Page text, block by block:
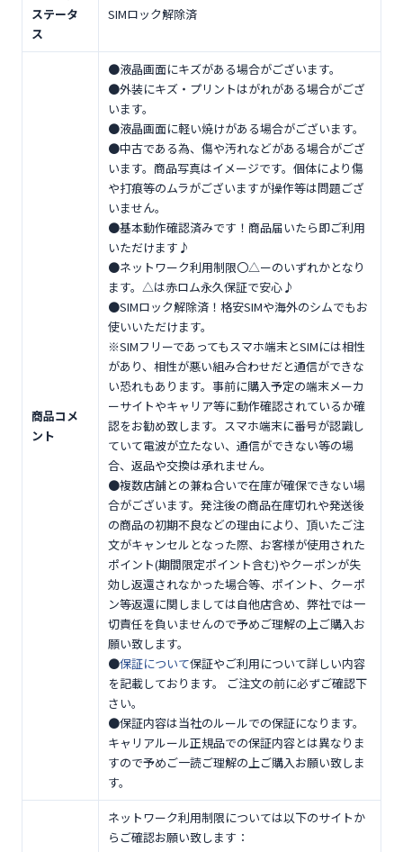
ステータ
ス
SIMロック解除済
商品コメ
ント
●液晶画面にキズがある場合がございます。
●外装にキズ・プリントはがれがある場合がござ
います。
●液晶画面に軽い焼けがある場合がございます。
●中古である為、傷や汚れなどがある場合がござ
います。商品写真はイメージです。個体により傷
や打痕等のムラがございますが操作等は問題ござ
いません。
●基本動作確認済みです！商品届いたら即ご利用
いただけます♪
●ネットワーク利用制限〇△ーのいずれかとなり
ます。△は赤ロム永久保証で安心♪
●SIMロック解除済！格安SIMや海外のシムでもお
使いいただけます。
※SIMフリーであってもスマホ端末とSIMには相性
があり、相性が悪い組み合わせだと通信ができな
い恐れもあります。事前に購入予定の端末メーカ
ーサイトやキャリア等に動作確認されているか確
認をお勧め致します。スマホ端末に番号が認識し
ていて電波が立たない、通信ができない等の場
合、返品や交換は承れません。
●複数店舗との兼ね合いで在庫が確保できない場
合がございます。発注後の商品在庫切れや発送後
の商品の初期不良などの理由により、頂いたご注
文がキャンセルとなった際、お客様が使用された
ポイント(期間限定ポイント含む)やクーポンが失
効し返還されなかった場合等、ポイント、クーポ
ン等返還に関しましては自他店含め、弊社では一
切責任を負いませんので予めご理解の上ご購入お
願い致します。
●保証について保証やご利用について詳しい内容
を記載しております。 ご注文の前に必ずご確認下
さい。
●保証内容は当社のルールでの保証になります。
キャリアルール正規品での保証内容とは異なりま
すので予めご一読ご理解の上ご購入お願い致しま
す。
ネットワーク利用制限については以下のサイトか
らご確認お願い致します：